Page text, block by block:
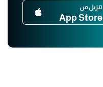
تنزيل من
App Store